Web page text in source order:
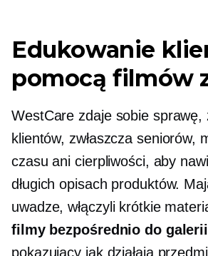
Edukowanie
pomocą filmów
WestCare zdaje sobie sprawę,
klientów, zwłaszcza seniorów,
czasu ani cierpliwości, aby
długich opisach produktów.
uwadze, włączyli krótkie
filmy bezpośrednio do
pokazujący jak działają